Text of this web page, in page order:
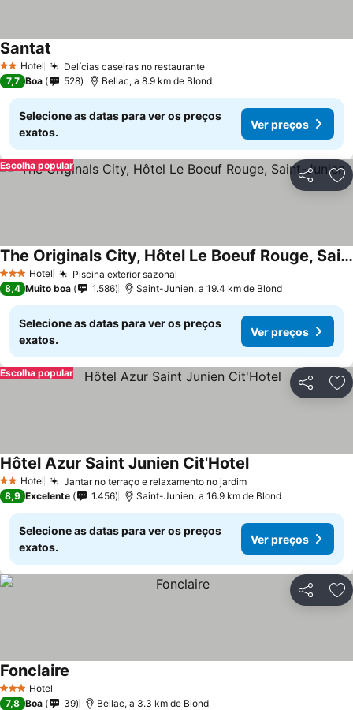
2 Estrelas
Hotel Delícias caseiras no restaurante
Santat
7,7 Boa 528 Bellac, a 8.9 km de Blond
Selecione as datas para ver os preços
exatos.
Ver preços
Partilhar
Escolha popular
3 EstrelasHotel Piscina exterior sazonal
The Originals City, Hôtel Le Boeuf Rouge, Saint-Junien
8,4 Muito boa 1.586 Saint-Junien, a 19.4 km de Blond
Selecione as datas para ver os preços
exatos.
Ver preços
Partilhar
Escolha popular
2 Estrelas
Hotel Jantar no terraço e relaxamento no jardim
Hôtel Azur Saint Junien Cit'Hotel
8,9 Excelente 1.456 Saint-Junien, a 16.9 km de Blond
Selecione as datas para ver os preços
exatos.
Ver preços
Partilhar
3 EstrelasHotel
Fonclaire
7,8 Boa 39 Bellac, a 3.3 km de Blond